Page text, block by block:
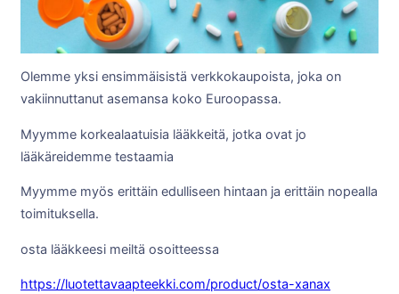
Olemme yksi ensimmäisistä verkkokaupoista, joka on
vakiinnuttanut asemansa koko Euroopassa.
Myymme korkealaatuisia lääkkeitä, jotka ovat jo
lääkäreidemme testaamia
Myymme myös erittäin edulliseen hintaan ja erittäin nopealla
toimituksella.
osta lääkkeesi meiltä osoitteessa
https://luotettavaapteekki.com/product/osta-xanax